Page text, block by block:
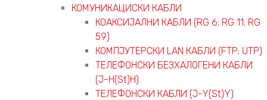
КОМУНИКАЦИСКИ КАБЛИ
КОАКСИЈАЛНИ КАБЛИ (RG 6; RG 11; RG
59)
КОМПЈУТЕРСКИ LAN КАБЛИ (FTP; UTP)
ТЕЛЕФОНСКИ БЕЗХАЛОГЕНИ КАБЛИ
(J-H(St)H)
ТЕЛЕФОНСКИ КАБЛИ (J-Y(St)Y)